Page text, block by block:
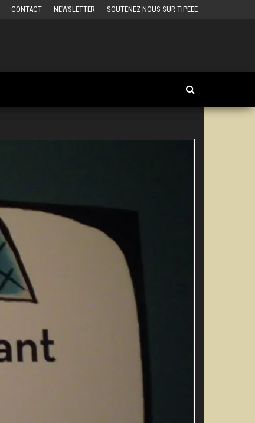
CONTACT NEWSLETTER SOUTENEZ NOUS SUR TIPEEE